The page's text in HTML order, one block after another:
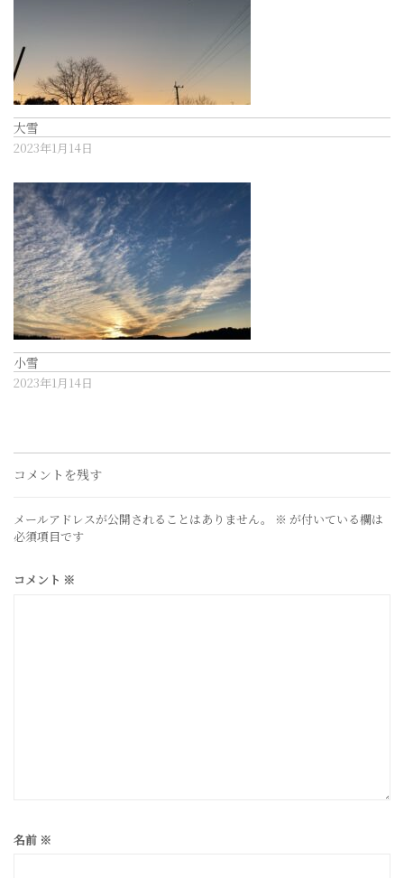
大雪
2023年1月14日
小雪
2023年1月14日
コメントを残す
メールアドレスが公開されることはありません。 ※ が付いている欄は
必須項目です
コメント ※
名前 ※